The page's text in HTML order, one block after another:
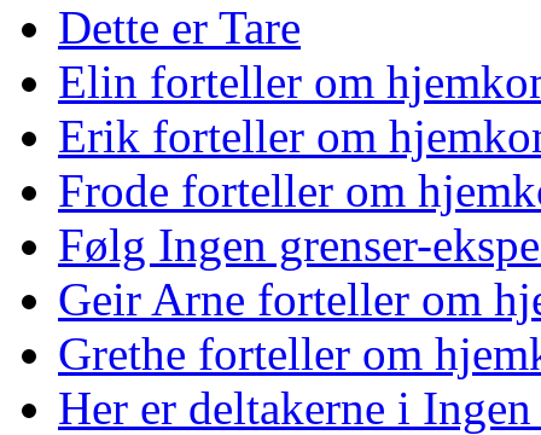
Dette er Tare
Elin forteller om
Erik forteller om
Frode forteller om
Følg Ingen grenser-
Geir Arne forteller om
Grethe forteller om
Her er deltakerne i